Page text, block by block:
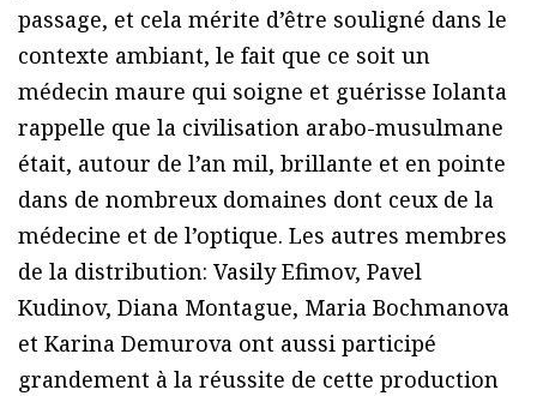
passage, et cela mérite d’être souligné dans le
contexte ambiant, le fait que ce soit un
médecin maure qui soigne et guérisse Iolanta
rappelle que la civilisation arabo-musulmane
était, autour de l’an mil, brillante et en pointe
dans de nombreux domaines dont ceux de la
médecine et de l’optique. Les autres membres
de la distribution: Vasily Efimov, Pavel
Kudinov, Diana Montague, Maria Bochmanova
et Karina Demurova ont aussi participé
grandement à la réussite de cette production